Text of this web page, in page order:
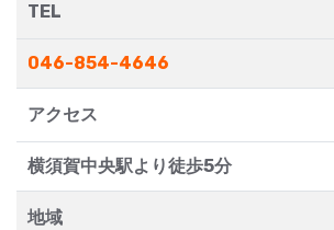
TEL
046-854-4646
アクセス
横須賀中央駅より徒歩5分
地域